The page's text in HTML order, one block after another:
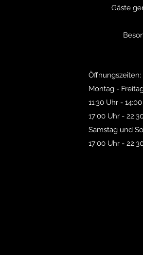
Gäste
Öffnungszeiten:
Montag -
11:30 Uhr -
17:00 Uhr -
Samstag und
17:00 Uhr -